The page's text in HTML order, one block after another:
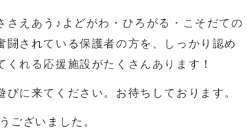
さえあう♪よどがわ・ひろがる・こそだての
されている保護者の方を、しっかり認め
れる応援施設がたくさんあります！
に来てください。お待ちしております。
ございました。